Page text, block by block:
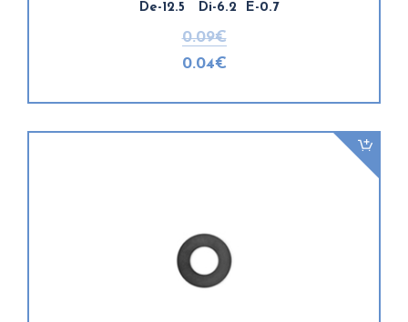
De-12.5 Di-6.2 E-0.7
0.09€
0.04€